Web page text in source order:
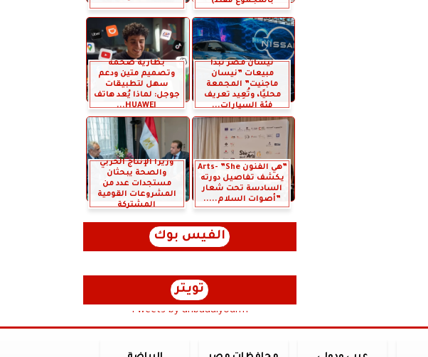
نيسان مصر تبدأ
مبيعات ”نيسان
ماجنيت” المجمعة
محليًا، وتُعِيد تعريف
فئة السيارات...
بطارية ضخمة
وتصميم متين ودعم
سهل لتطبيقات
جوجل: لماذا يُعد هاتف
HUAWEI...
”هي الفنون Arts- ”She
يكشف تفاصيل دورته
السادسة تحت شعار
”أصوات السلام.....
وزيرا الإنتاج الحربي
والصحة يبحثان
مستجدات عدد من
المشروعات القومية
المشتركة
الفيس بوك
تويتر
Tweets by anbaaalyoum1